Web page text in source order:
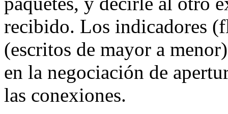
recibido. Los indicadores
(escritos de mayor a
en la negociación de
las conexiones.